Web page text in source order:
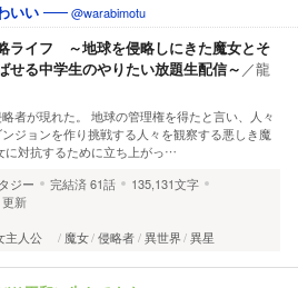
いい @warabimotu
ライフ ～地球を侵略しにきた魔女とそ
せる中学生のやりたい放題生配信～ ／龍
者が現れた。 地球の管理権を得たと言い、人々
ジョンを作り挑戦する人々を観察する悪しき魔
に対抗するために立ち上がっ…
ジー 完結済61話
135,131文字
新
主人公 魔女 侵略者 異世界 異星